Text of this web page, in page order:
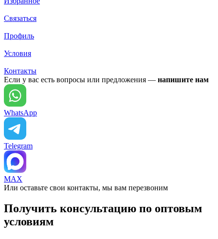
Связаться
Профиль
Условия
Контакты
Если у вас есть вопросы или предложения — напишите нам
WhatsApp
Telegram
MAX
Или оставьте свои контакты, мы вам перезвоним
Получить консультацию по оптовым
условиям